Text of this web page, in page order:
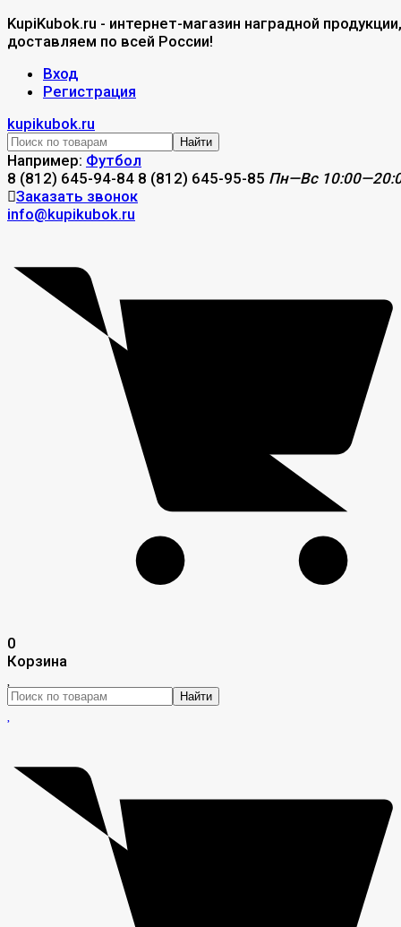
KupiKubok.ru - интернет-магазин наградной продукции,
доставляем по всей России!
Вход
Регистрация
kupikubok.ru
Найти
Например: Футбол
8 (812) 645-94-84 8 (812) 645-95-85 Пн—Вс
Заказать звонок
info@kupikubok.ru
0
Корзина
Найти